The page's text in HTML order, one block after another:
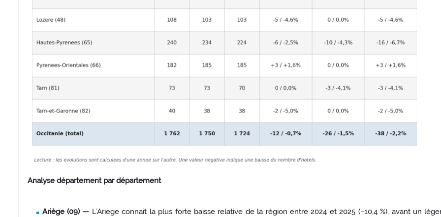
Analyse département par département
Ariège (09) — L’Ariège connaît la plus forte baisse relative de la région entre 2024 et 2025 (−10,4 %), avant un